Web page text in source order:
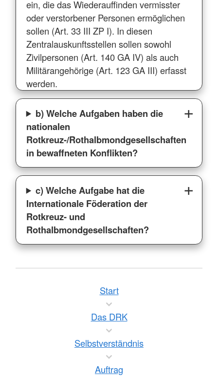
ein, die das Wiederauffinden vermisster
oder verstorbener Personen ermöglichen
sollen (Art. 33 III ZP I). In diesen
Zentralauskunftsstellen sollen sowohl
Zivilpersonen (Art. 140 GA IV) als auch
Militärangehörige (Art. 123 GA III) erfasst
werden.
b) Welche Aufgaben haben die
nationalen
Rotkreuz-/Rothalbmondgesellschaften
in bewaffneten Konflikten?
c) Welche Aufgabe hat die
Internationale Föderation der
Rotkreuz- und
Rothalbmondgesellschaften?
Start
Das DRK
Selbstverständnis
Auftrag